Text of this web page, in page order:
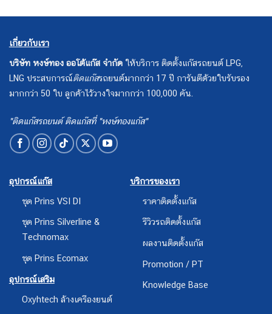
เกี่ยวกับเรา
บริษัท หงษ์ทอง ออโต้แก๊ส จำกัด ให้บริการ ติดตั้งแก๊สรถยนต์ LPG,
LNG ประสบการณ์ติดแก๊สรถยนต์มากกว่า 17 ปี การันตีด้วยใบรับรอง
มากกว่า 50 ใบ ลูกค้าไว้วางใจมากกว่า 100,000 คัน.
"ติดแก๊สรถยนต์ ติดแก๊สที่ "หงษ์ทองแก๊ส"
อุปกรณ์แก๊ส
ชุด Prins VSI DI
ชุด Prins Silverline &
Technomax
ชุด Prins Ecomax
อุปกรณ์เสริม
Oxyhtech ล้างเครืองยนต์
บริการของเรา
ราคาติดตั้งแก๊ส
รีวิวรถติดตั้งแก๊ส
ผลงานติดตั้งแก๊ส
Promotion / PT
Knowledge Base